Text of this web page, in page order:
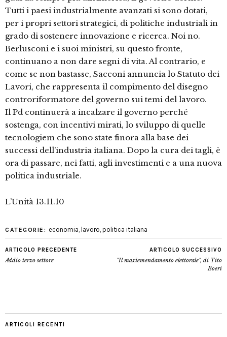
Tutti i paesi industrialmente avanzati si sono dotati,
per i propri settori strategici, di politiche industriali in
grado di sostenere innovazione e ricerca. Noi no.
Berlusconi e i suoi ministri, su questo fronte,
continuano a non dare segni di vita. Al contrario, e
come se non bastasse, Sacconi annuncia lo Statuto dei
Lavori, che rappresenta il compimento del disegno
controriformatore del governo sui temi del lavoro.
Il Pd continuerà a incalzare il governo perché
sostenga, con incentivi mirati, lo sviluppo di quelle
tecnologiem che sono state finora alla base dei
successi dell’industria italiana. Dopo la cura dei tagli, è
ora di passare, nei fatti, agli investimenti e a una nuova
politica industriale.
L’Unità 13.11.10
CATEGORIE: economia, lavoro, politica italiana
ARTICOLO PRECEDENTE
Addio terzo settore
ARTICOLO SUCCESSIVO
"Il maxiemendamento elettorale", di Tito
Boeri
ARTICOLI RECENTI